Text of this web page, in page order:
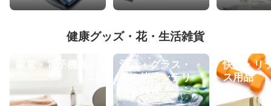
健康グッズ・花・生活雑貨
家電・電子機器
酒器・グラス・
その他インテリ
ア＆雑貨
快眠・リ
ス用品